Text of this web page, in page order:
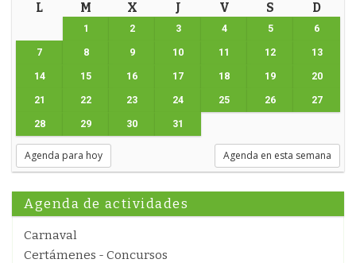
L M X J V S D
1 2 3 4 5 6
7 8 9 10 11 12 13
14 15 16 17 18 19 20
21 22 23 24 25 26 27
28 29 30 31
Agenda para hoy Agenda en esta semana
Agenda de actividades
Carnaval
Certámenes - Concursos